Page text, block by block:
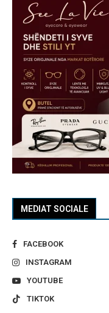
MEDIAT SOCIALE
FACEBOOK
INSTAGRAM
YOUTUBE
TIKTOK